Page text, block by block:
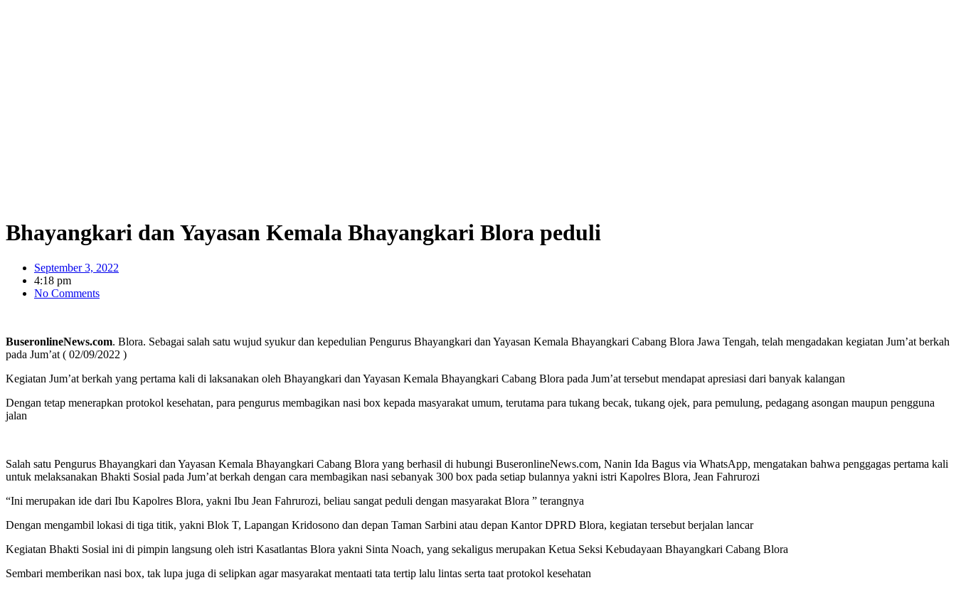
Bhayangkari dan Yayasan Kemala Bhayangkari Blora peduli
September 3, 2022
4:18 pm
No Comments
BuseronlineNews.com. Blora. Sebagai salah satu wujud syukur dan kepedulian Pengurus Bhayangkari dan Yayasan Kemala Bhayangkari Cabang Blora Jawa Tengah, telah mengadakan kegiatan Jum’at berkah
pada Jum’at ( 02/09/2022 )
Kegiatan Jum’at berkah yang pertama kali di laksanakan oleh Bhayangkari dan Yayasan Kemala Bhayangkari Cabang Blora pada Jum’at tersebut mendapat apresiasi dari banyak kalangan
Dengan tetap menerapkan protokol kesehatan, para pengurus membagikan nasi box kepada masyarakat umum, terutama para tukang becak, tukang ojek, para pemulung, pedagang asongan maupun pengguna
jalan
Salah satu Pengurus Bhayangkari dan Yayasan Kemala Bhayangkari Cabang Blora yang berhasil di hubungi BuseronlineNews.com, Nanin Ida Bagus via WhatsApp, mengatakan bahwa penggagas pertama kali
untuk melaksanakan Bhakti Sosial pada Jum’at berkah dengan cara membagikan nasi sebanyak 300 box pada setiap bulannya yakni istri Kapolres Blora, Jean Fahrurozi
“Ini merupakan ide dari Ibu Kapolres Blora, yakni Ibu Jean Fahrurozi, beliau sangat peduli dengan masyarakat Blora ” terangnya
Dengan mengambil lokasi di tiga titik, yakni Blok T, Lapangan Kridosono dan depan Taman Sarbini atau depan Kantor DPRD Blora, kegiatan tersebut berjalan lancar
Kegiatan Bhakti Sosial ini di pimpin langsung oleh istri Kasatlantas Blora yakni Sinta Noach, yang sekaligus merupakan Ketua Seksi Kebudayaan Bhayangkari Cabang Blora
Sembari memberikan nasi box, tak lupa juga di selipkan agar masyarakat mentaati tata tertip lalu lintas serta taat protokol kesehatan